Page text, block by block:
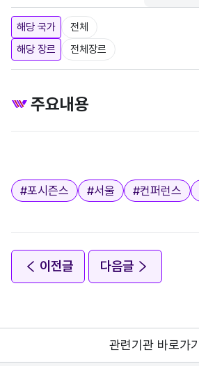
해당 국가
전체
해당 장르
전체장르
주요내용
태그
#포시즌스 #서울 #컨퍼런스
이전글 다음글
관련기관 바로가기